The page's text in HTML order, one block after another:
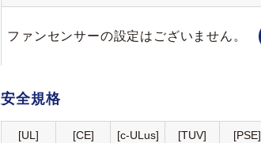
ファンセンサーの設定はございません。
安全規格
[UL] [CE] [c-ULus] [TUV] [PSE]